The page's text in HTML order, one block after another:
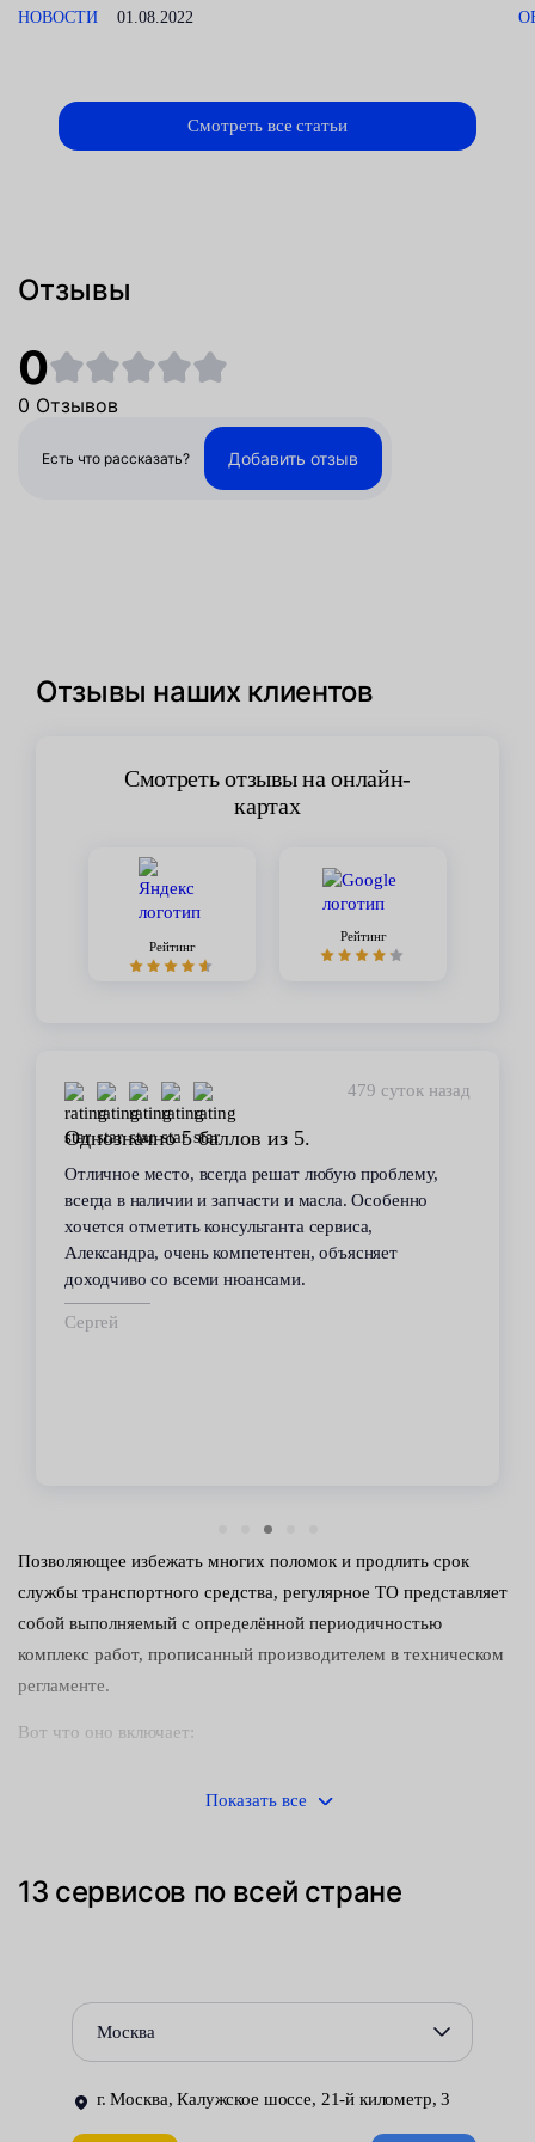
НОВОСТИ 01.08.2022
Смотреть все статьи
Отзывы
0
0 Отзывов
Есть что рассказать? Добавить отзыв
Отзывы наших клиентов
Смотреть отзывы на онлайн-
картах
Рейтинг
Рейтинг
479 суток назад
Однозначно 5 баллов из 5.
Отличное место, всегда решат любую проблему,
всегда в наличии и запчасти и масла. Особенно
хочется отметить консультанта сервиса,
Александра, очень компетентен, объясняет
доходчиво со всеми нюансами.
Сергей
Позволяющее избежать многих поломок и продлить срок
службы транспортного средства, регулярное ТО представляет
собой выполняемый с определённой периодичностью
комплекс работ, прописанный производителем в техническом
регламенте.
Вот что оно включает:
основных узлов и агрегатов;
замена деталей с ограниченным эксплуатационным
жидкостей и смазочных материалов.
Единого перечня операций по уходу за автомобилем не
особенностей, он разрабатывается отдельно. Все обязательные
Показать все
13 сервисов по всей стране
Москва
г. Москва, Калужское шоссе, 21-й километр, 3